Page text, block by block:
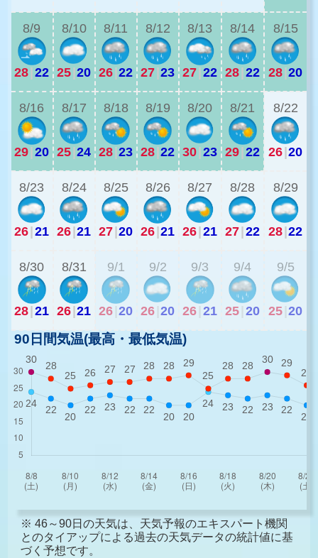
8/9
28 22
8/10
25 20
8/11
26 22
8/12
27 23
8/13
27 22
8/14
28 22
8/15
28 20
8/16
29 20
8/17
25 24
8/18
28 23
8/19
28 22
8/20
30 23
8/21
29 22
8/22
26 20
8/23
26 21
8/24
26 21
8/25
27 20
8/26
26 21
8/27
26 21
8/28
27 22
8/29
28 22
8/30
28 21
8/31
26 21
9/1
26 20
9/2
26 20
9/3
26 21
9/4
25 20
9/5
25 20
90日間気温(最高・最低気温)
※ 46～90日の天気は、天気予報のエキスパート機関
とのタイアップによる過去の天気データの統計値に基
づく予想です。